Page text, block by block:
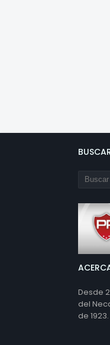
Desde
del
de 1923.